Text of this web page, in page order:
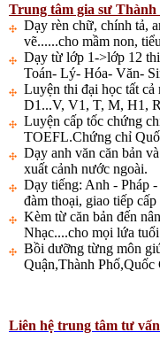
Trung tâm gia sư
Dạy rèn chữ, chính tả,
vẽ......cho mầm non,
Dạy từ lớp 1->lớp 12
Toán- Lý- Hóa- Văn-
Luyện thi đại học tất
D1...V, V1, T, M, H1,
Luyện cấp tốc chứng
TOEFL.Chứng chỉ
Dạy anh văn căn bản
xuất cảnh nước ngoài.
Dạy tiếng: Anh - Pháp
đàm thoại, giao tiếp cấp
Kèm từ căn bản đến
Nhạc....cho mọi lứa
Bồi dưỡng từng môn
Quận,Thành Phố,Quốc
Liên hệ trung tâm tư